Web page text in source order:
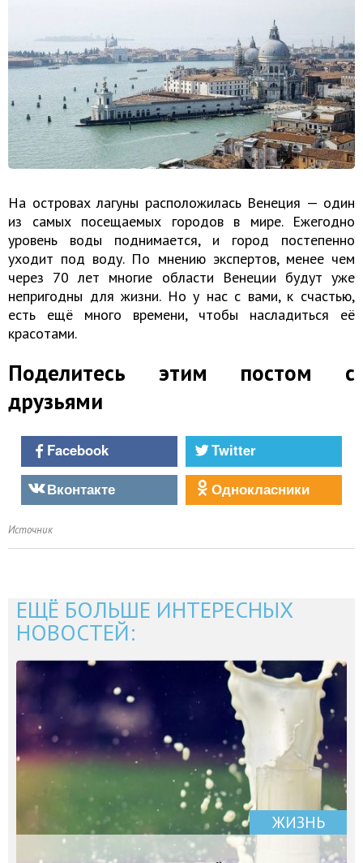
На островах лагуны расположилась Венеция — один
из самых посещаемых городов в мире. Ежегодно
уровень воды поднимается, и город постепенно
уходит под воду. По мнению экспертов, менее чем
через 70 лет многие области Венеции будут уже
непригодны для жизни. Но у нас с вами, к счастью,
есть ещё много времени, чтобы насладиться её
красотами.
Поделитесь этим постом с
друзьями
Facebook
Twitter
Вконтакте
Однокласники
Источник
ЕЩЁ БОЛЬШЕ ИНТЕРЕСНЫХ
НОВОСТЕЙ:
ЖИЗНЬ